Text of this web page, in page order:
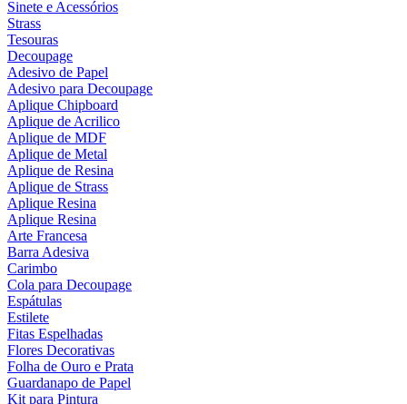
Sinete e Acessórios
Strass
Tesouras
Decoupage
Adesivo de Papel
Adesivo para Decoupage
Aplique Chipboard
Aplique de Acrilico
Aplique de MDF
Aplique de Metal
Aplique de Resina
Aplique de Strass
Aplique Resina
Aplique Resina
Arte Francesa
Barra Adesiva
Carimbo
Cola para Decoupage
Espátulas
Estilete
Fitas Espelhadas
Flores Decorativas
Folha de Ouro e Prata
Guardanapo de Papel
Kit para Pintura